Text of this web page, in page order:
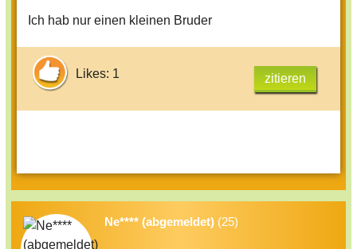
Ich hab nur einen kleinen Bruder
Likes: 1 zitieren
Ne**** (abgemeldet) (25)